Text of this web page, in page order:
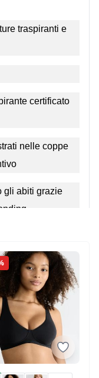
traspiranti e
certificato
nelle coppe
gli abiti grazie
di movimento
niente cuciture
pelle
sulla pelle